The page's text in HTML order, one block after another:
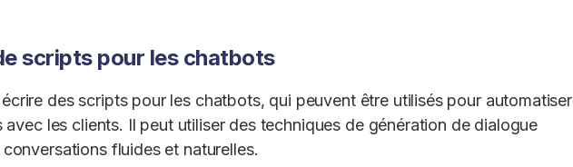
scripts pour les chatbots
des scripts pour les chatbots, qui peuvent être utilisés pour automatiser
avec les clients. Il peut utiliser des techniques de génération de dialogue
fluides et naturelles.